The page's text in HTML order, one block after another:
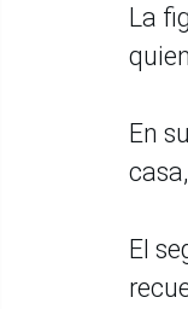
La
En
El